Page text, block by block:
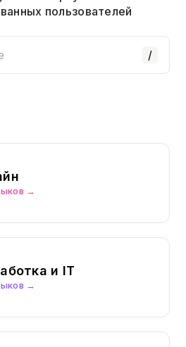
пользователей
/
→
и IT
→